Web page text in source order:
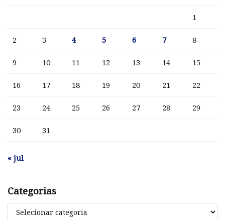
1
2 3 4 5 6 7 8
9 10 11 12 13 14 15
16 17 18 19 20 21 22
23 24 25 26 27 28 29
30 31
« jul
Categorias